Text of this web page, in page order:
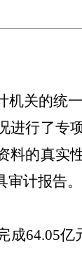
机关的统
进行了专
料的真实
计报告
成64.05亿